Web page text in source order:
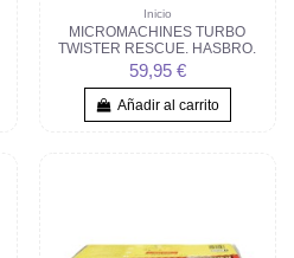
Inicio
MICROMACHINES TURBO
TWISTER RESCUE. HASBRO.
59,95 €
Añadir al carrito